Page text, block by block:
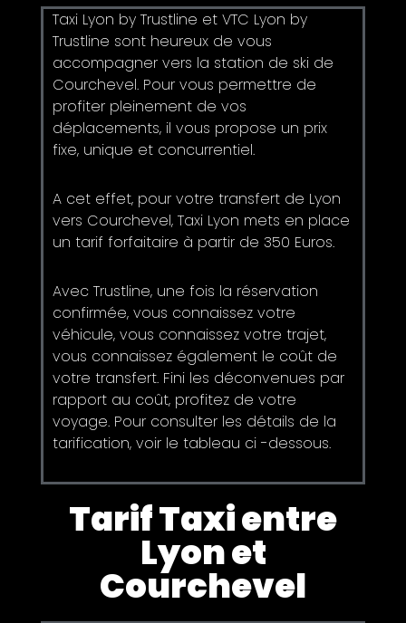
Taxi Lyon by Trustline et VTC Lyon by
Trustline sont heureux de vous
accompagner vers la station de ski de
Courchevel. Pour vous permettre de
profiter pleinement de vos
déplacements, il vous propose un prix
fixe, unique et concurrentiel.
A cet effet, pour votre transfert de Lyon
vers Courchevel, Taxi Lyon mets en place
un tarif forfaitaire à partir de 350 Euros.
Avec Trustline, une fois la réservation
confirmée, vous connaissez votre
véhicule, vous connaissez votre trajet,
vous connaissez également le coût de
votre transfert. Fini les déconvenues par
rapport au coût, profitez de votre
voyage. Pour consulter les détails de la
tarification, voir le tableau ci -dessous.
Tarif Taxi entre
Lyon et
Courchevel